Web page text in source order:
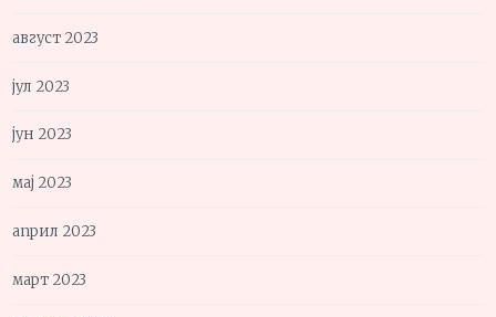
август 2023
јул 2023
јун 2023
мај 2023
април 2023
март 2023